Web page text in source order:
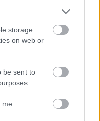
storage
on web or
be sent to
me
δωμάτια, πολλά με
την οροφή, καθώς
πανοραμική θέα
Ιταλία.